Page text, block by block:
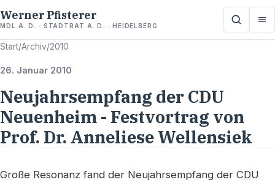
Werner Pfisterer
MDL A. D. · STADTRAT A. D. · HEIDELBERG
Start/Archiv/2010
26. Januar 2010
Neujahrsempfang der CDU
Neuenheim - Festvortrag von
Prof. Dr. Anneliese Wellensiek
Große Resonanz fand der Neujahrsempfang der CDU